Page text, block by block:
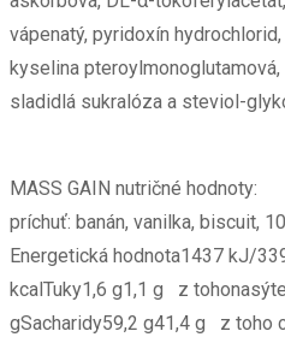
vápenatý, pyridoxín
kyselina
sladidlá sukralóza a steviol-
MASS GAIN nutričné hodnoty:
príchuť: banán, vanilka, biscuit,
Energetická hodnota1437 kJ/
kcalTuky1,6 g1,1 g z
gSacharidy59,2 g41,4 g z toho